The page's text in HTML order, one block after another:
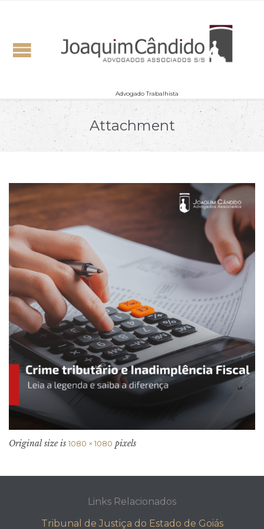
Advogado Trabalhista
Attachment
Original size is 1080 × 1080 pixels
Links Relacionados
Tribunal de Justiça do Estado de Goiás